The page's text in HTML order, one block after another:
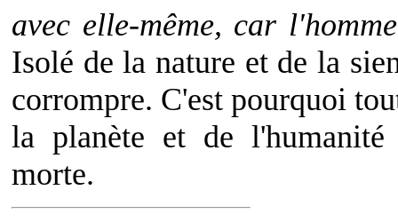
avec elle-même, car
Isolé de la nature et de la
corrompre. C'est pourquoi
la planète et de l'humanité
morte.